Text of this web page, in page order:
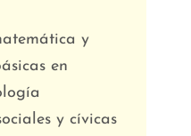
y
en
y cívicas